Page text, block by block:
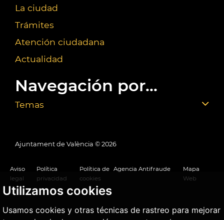
Utilizamos cookies
Usamos cookies y otras técnicas de rastreo para mejorar
La ciudad
Trámites
Atención ciudadana
Actualidad
Navegación por...
Temas
Ajuntament de València © 2026
Aviso
legal
Política
privacidad
Política de
cookies
Agencia Antifraude
Mapa
Web